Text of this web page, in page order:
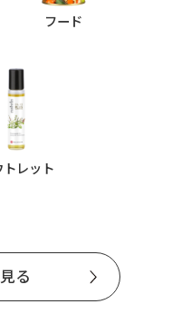
フード
トレット
る